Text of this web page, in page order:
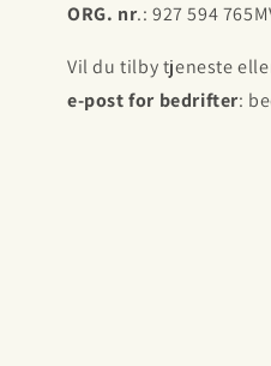
ORG. nr.: 927 594
Vil du tilby tjeneste
e-post for bedrifter: